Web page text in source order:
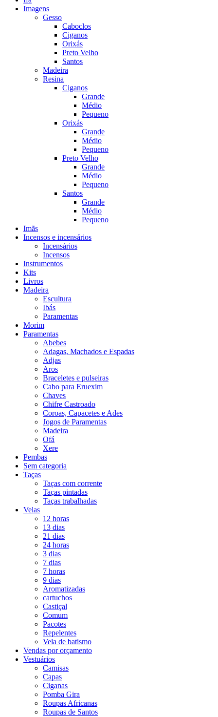
Imagens
Gesso
Caboclos
Ciganos
Orixás
Preto Velho
Santos
Madeira
Resina
Ciganos
Grande
Médio
Pequeno
Orixás
Grande
Médio
Pequeno
Preto Velho
Grande
Médio
Pequeno
Santos
Grande
Médio
Pequeno
Imãs
Incensos e incensários
Incensários
Incensos
Instrumentos
Kits
Livros
Madeira
Escultura
Ibás
Paramentas
Morim
Paramentas
Abebes
Adagas, Machados e Espadas
Adjas
Aros
Braceletes e pulseiras
Cabo para Eruexim
Chaves
Chifre Castroado
Coroas, Capacetes e Ades
Jogos de Paramentas
Madeira
Ofá
Xere
Pembas
Sem categoria
Taças
Taças com corrente
Taças pintadas
Taças trabalhadas
Velas
12 horas
13 dias
21 dias
24 horas
3 dias
7 dias
7 horas
9 dias
Aromatizadas
cartuchos
Castiçal
Comum
Pacotes
Repelentes
Vela de batismo
Vendas por orçamento
Vestuários
Camisas
Capas
Ciganas
Pomba Gira
Roupas Africanas
Roupas de Santos